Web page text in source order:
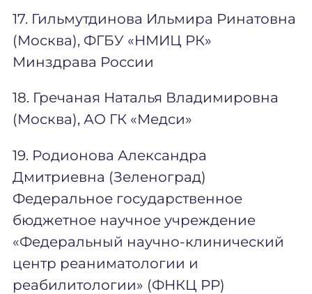
17. Гильмутдинова Ильмира Ринатовна
(Москва), ФГБУ «НМИЦ РК»
Минздрава России
18. Гречаная Наталья Владимировна
(Москва), АО ГК «Медси»
19. Родионова Александра
Дмитриевна (Зеленоград)
Федеральное государственное
бюджетное научное учреждение
«Федеральный научно-клинический
центр реаниматологии и
реабилитологии» (ФНКЦ РР)